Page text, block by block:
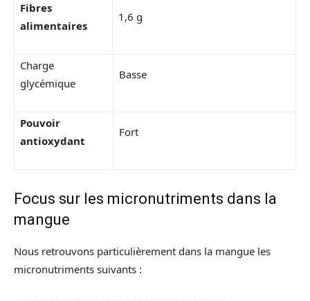
Fibres
alimentaires
1,6 g
Charge
glycémique
Basse
Pouvoir
antioxydant
Fort
Focus sur les micronutriments dans la
mangue
Nous retrouvons particulièrement dans la mangue les
micronutriments suivants :